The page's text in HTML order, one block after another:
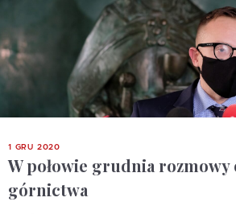
1 GRU 2020
W połowie grudnia
górnictwa